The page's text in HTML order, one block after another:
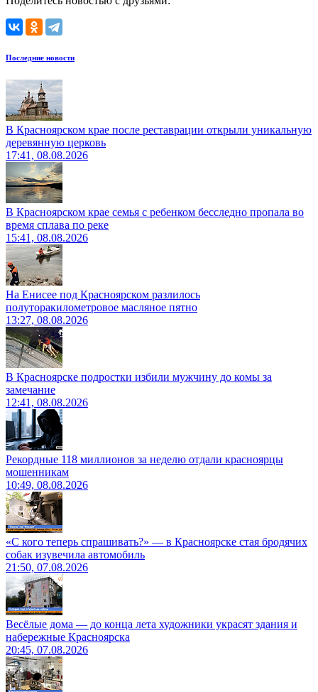
Последние новости
В Красноярском крае после реставрации открыли уникальную
деревянную церковь
17:41, 08.08.2026
В Красноярском крае семья с ребенком бесследно пропала во
время сплава по реке
15:41, 08.08.2026
На Енисее под Красноярском разлилось
полуторакилометровое масляное пятно
13:27, 08.08.2026
В Красноярске подростки избили мужчину до комы за
замечание
12:41, 08.08.2026
Рекордные 118 миллионов за неделю отдали красноярцы
мошенникам
10:49, 08.08.2026
«С кого теперь спрашивать?» — в Красноярске стая бродячих
собак изувечила автомобиль
21:50, 07.08.2026
Весёлые дома — до конца лета художники украсят здания и
набережные Красноярска
20:45, 07.08.2026